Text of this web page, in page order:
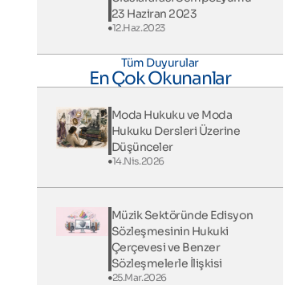
23 Haziran 2023
12.Haz.2023
Tüm Duyurular
En Çok Okunanlar
Moda Hukuku ve Moda
Hukuku Dersleri Üzerine
Düşünceler
14.Nis.2026
Müzik Sektöründe Edisyon
Sözleşmesinin Hukuki
Çerçevesi ve Benzer
Sözleşmelerle İlişkisi
25.Mar.2026